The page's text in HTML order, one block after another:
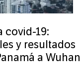
covid-19:
y resultados
a Wuhan